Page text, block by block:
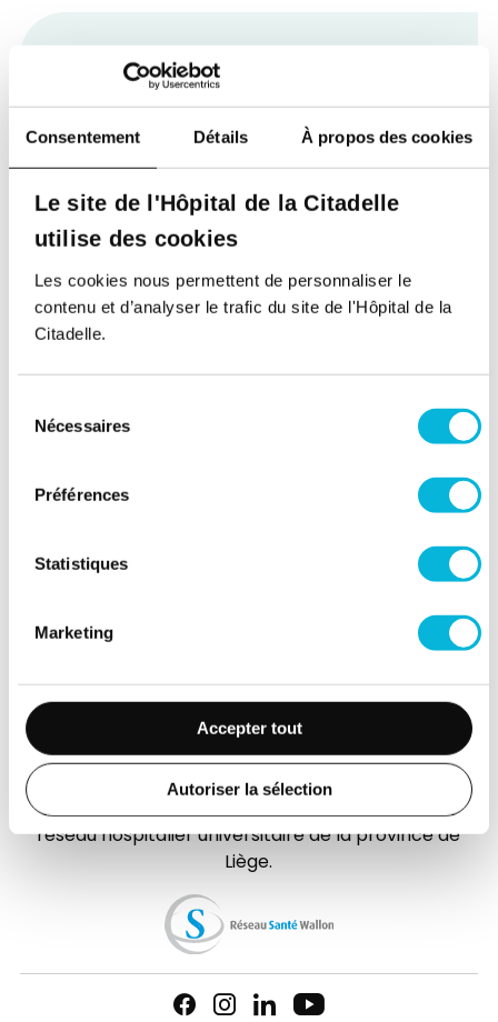
Consentement Détails À propos des cookies
Le site de l'Hôpital de la Citadelle
utilise des cookies
Les cookies nous permettent de personnaliser le
contenu et d’analyser le trafic du site de l'Hôpital de la
Citadelle.
Nécessaires
Préférences
Statistiques
Marketing
Accepter tout
Autoriser la sélection
Soutenez notre Fondation
Votre don à la Fondation permet de
financer des projets qui améliorent
directement le bien-être des patients et
leurs proches.
Découvrir la Fondation
Professionnels de la santé
Actualités
Presse
FAQ
L’hôpital de la Citadelle est membre d'Elipse, le
réseau hospitalier universitaire de la province de
Liège.